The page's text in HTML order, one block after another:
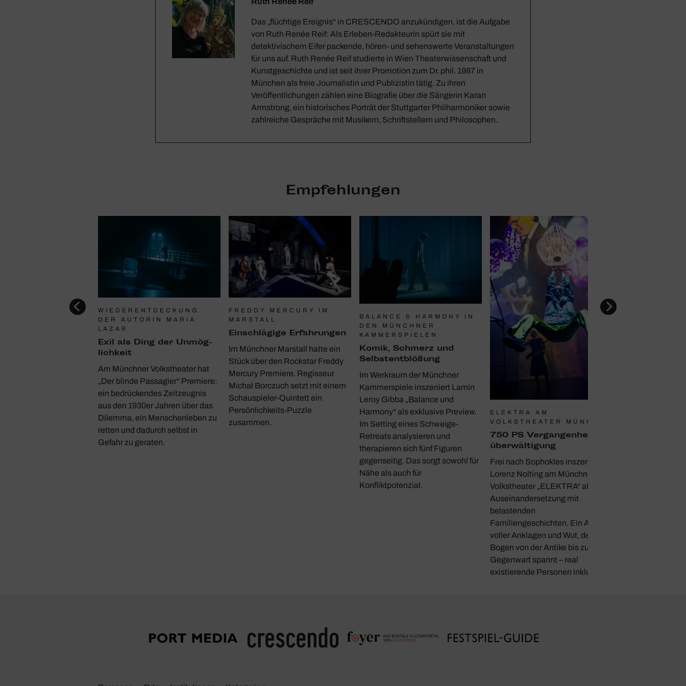
Das „flüchtige Ereignis“ in CRESCENDO anzukündigen, ist die Aufgabe
von Ruth Renée Reif: Als Erleben-Redakteurin spürt sie mit
detektivischem Eifer packende, hören- und sehenswerte Veranstaltungen
für uns auf. Ruth Renée Reif studierte in Wien Theaterwissenschaft und
Kunstgeschichte und ist seit ihrer Promotion zum Dr. phil. 1987 in
München als freie Journalistin und Publizistin tätig. Zu ihren
Veröffentlichungen zählen eine Biografie über die Sängerin Karan
Armstrong, ein historisches Porträt der Stuttgarter Philharmoniker sowie
zahlreiche Gespräche mit Musikern, Schriftstellern und Philosophen.
Empfehlungen
WIEDERENTDECKUNG
DER AUTORIN MARIA
LAZAR
Exil als Ding der Unmög­
lich­keit
Am Münchner Volkstheater hat
„Der blinde Passagier“ Premiere:
ein bedrückendes Zeitzeugnis
aus den 1930er Jahren über das
Dilemma, ein Menschenleben zu
retten und dadurch selbst in
Gefahr zu geraten.
FREDDY MERCURY IM
MARSTALL
Einschlä­gige Erfah­rungen
Im Münchner Marstall hatte ein
Stück über den Rockstar Freddy
Mercury Premiere. Regisseur
Michał Borczuch setzt mit einem
Schauspieler-Quintett ein
Persönlichkeits-Puzzle
zusammen.
BALANCE & HARMONY IN
DEN MÜNCHNER
KAMMERSPIELEN
Komik, Schmerz und
Selbst­ent­blö­ßung
Im Werkraum der Münchner
Kammerspiele inszeniert Lamin
Leroy Gibba „Balance und
Harmony“ als exklusive Preview.
Im Setting eines Schweige-
Retreats analysieren und
therapieren sich fünf Figuren
gegenseitig. Das sorgt sowohl für
Nähe als auch für
Konfliktpotenzial.
ELEKTRA AM
VOLKSTHEATER MÜNCHEN
750 PS Vergan­gen­heits­
über­wäl­ti­gung
Frei nach Sophokles inszeniert
Lorenz Nolting am Münchner
Volkstheater „ELEKTRA“ als
Auseinandersetzung mit
belastenden
Familiengeschichten. Ein Abend
voller Anklagen und Wut, der den
Bogen von der Antike bis zur
Gegenwart spannt – real
existierende Personen inklusive.